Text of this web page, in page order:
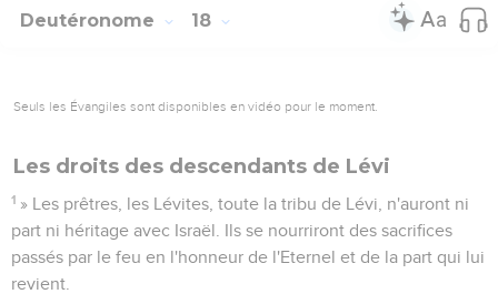
Deutéronome 18
Seuls les Évangiles sont disponibles en vidéo pour le moment.
Les droits des descendants de Lévi
1 » Les prêtres, les Lévites, toute la tribu de Lévi, n'auront ni
part ni héritage avec Israël. Ils se nourriront des sacrifices
passés par le feu en l'honneur de l'Eternel et de la part qui lui
revient.